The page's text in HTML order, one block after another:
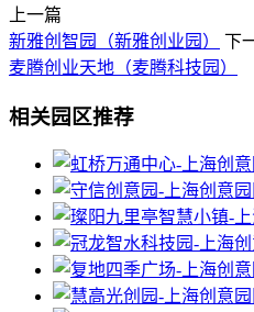
上一篇
新雅创智园（新雅创业园）
下
麦腾创业天地（麦腾科技园）
相关园区推荐